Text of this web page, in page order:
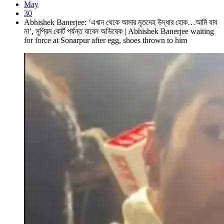
May
30
Abhishek Banerjee: ‘এখান থেকে আমার মৃতদেহ উদ্ধার হোক…আমি যাব
না’, সুপ্রিম কোর্ট পর্যন্ত যাবেন অভিষেক | Abhishek Banerjee waiting
for force at Sonarpur after egg, shoes thrown to him